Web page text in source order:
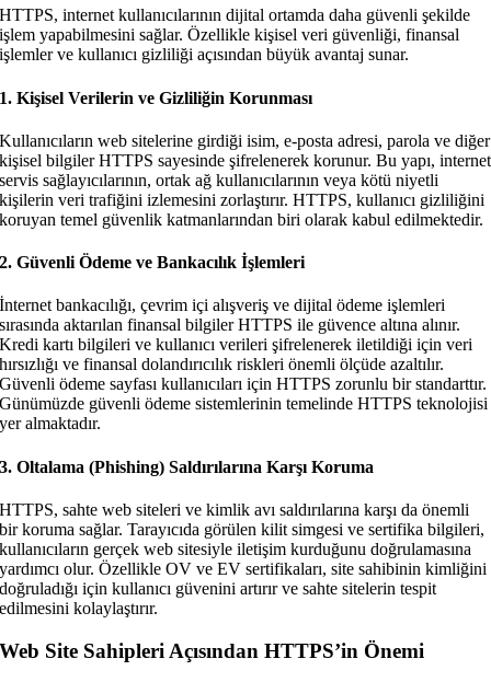
HTTPS, internet kullanıcılarının dijital ortamda daha güvenli şekilde
işlem yapabilmesini sağlar. Özellikle kişisel veri güvenliği, finansal
işlemler ve kullanıcı gizliliği açısından büyük avantaj sunar.
1. Kişisel Verilerin ve Gizliliğin Korunması
Kullanıcıların web sitelerine girdiği isim, e-posta adresi, parola ve diğer
kişisel bilgiler HTTPS sayesinde şifrelenerek korunur. Bu yapı, internet
servis sağlayıcılarının, ortak ağ kullanıcılarının veya kötü niyetli
kişilerin veri trafiğini izlemesini zorlaştırır. HTTPS, kullanıcı gizliliğini
koruyan temel güvenlik katmanlarından biri olarak kabul edilmektedir.
2. Güvenli Ödeme ve Bankacılık İşlemleri
İnternet bankacılığı, çevrim içi alışveriş ve dijital ödeme işlemleri
sırasında aktarılan finansal bilgiler HTTPS ile güvence altına alınır.
Kredi kartı bilgileri ve kullanıcı verileri şifrelenerek iletildiği için veri
hırsızlığı ve finansal dolandırıcılık riskleri önemli ölçüde azaltılır.
Güvenli ödeme sayfası kullanıcıları için HTTPS zorunlu bir standarttır.
Günümüzde güvenli ödeme sistemlerinin temelinde HTTPS teknolojisi
yer almaktadır.
3. Oltalama (Phishing) Saldırılarına Karşı Koruma
HTTPS, sahte web siteleri ve kimlik avı saldırılarına karşı da önemli
bir koruma sağlar. Tarayıcıda görülen kilit simgesi ve sertifika bilgileri,
kullanıcıların gerçek web sitesiyle iletişim kurduğunu doğrulamasına
yardımcı olur. Özellikle OV ve EV sertifikaları, site sahibinin kimliğini
doğruladığı için kullanıcı güvenini artırır ve sahte sitelerin tespit
edilmesini kolaylaştırır.
Web Site Sahipleri Açısından HTTPS’in Önemi